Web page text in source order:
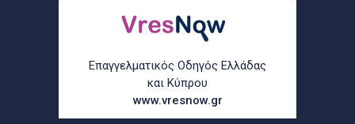
Επαγγελματικός Οδηγός Ελλάδας
και Κύπρου
www.vresnow.gr